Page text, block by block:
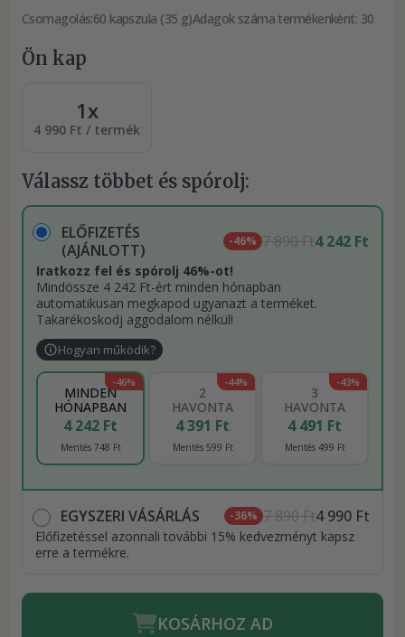
Csomagolás:60 kapszula (35 g)Adagok száma termékenként: 30
Ön kap
1x
4 990 Ft / termék
Válassz többet és spórolj:
ELŐFIZETÉS
(AJÁNLOTT)
-46% 7 890 Ft4 242 Ft
Iratkozz fel és spórolj 46%-ot!
Mindössze 4 242 Ft-ért minden hónapban
automatikusan megkapod ugyanazt a terméket.
Takarékoskodj aggodalom nélkül!
Hogyan működik?
-46%
MINDEN
HÓNAPBAN
4 242 Ft
Mentés 748 Ft
-44%
2
HAVONTA
4 391 Ft
Mentés 599 Ft
-43%
3
HAVONTA
4 491 Ft
Mentés 499 Ft
EGYSZERI VÁSÁRLÁS -36% 7 890 Ft4 990 Ft
Előfizetéssel azonnali további 15% kedvezményt kapsz
erre a termékre.
KOSÁRHOZ AD